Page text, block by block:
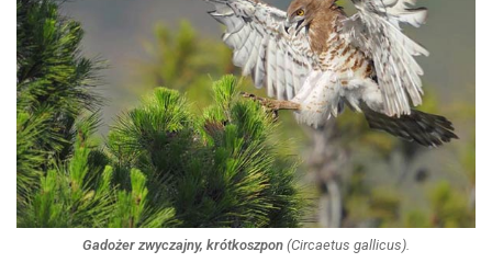
Gadożer zwyczajny, krótkoszpon (Circaetus gallicus).